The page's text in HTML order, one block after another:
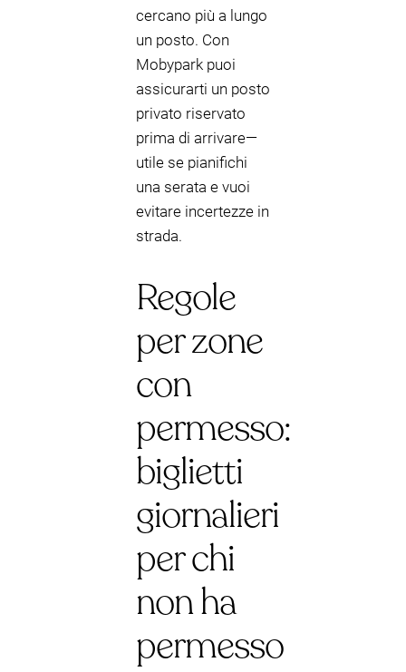
cercano più a lungo
un posto. Con
Mobypark puoi
assicurarti un posto
privato riservato
prima di arrivare—
utile se pianifichi
una serata e vuoi
evitare incertezze in
strada.
Regole
per zone
con
permesso:
biglietti
giornalieri
per chi
non ha
permesso